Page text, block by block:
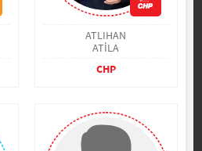
ATLIHAN
ATİLA
CHP